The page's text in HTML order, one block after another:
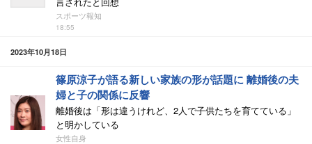
スポーツ報知
18:55
2023年10月18日
篠原涼子が語る新しい家族の形が話題に 離婚後の夫
婦と子の関係に反響
離婚後は「形は違うけれど、2人で子供たちを育てている」
と明かしている
女性自身